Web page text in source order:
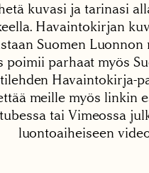
kuvasi ja tarinasi
Havaintokirjan
Suomen Luonnon
poimii parhaat myös
Havaintokirja-
meille myös linkin
tai Vimeossa
luontoaiheiseen